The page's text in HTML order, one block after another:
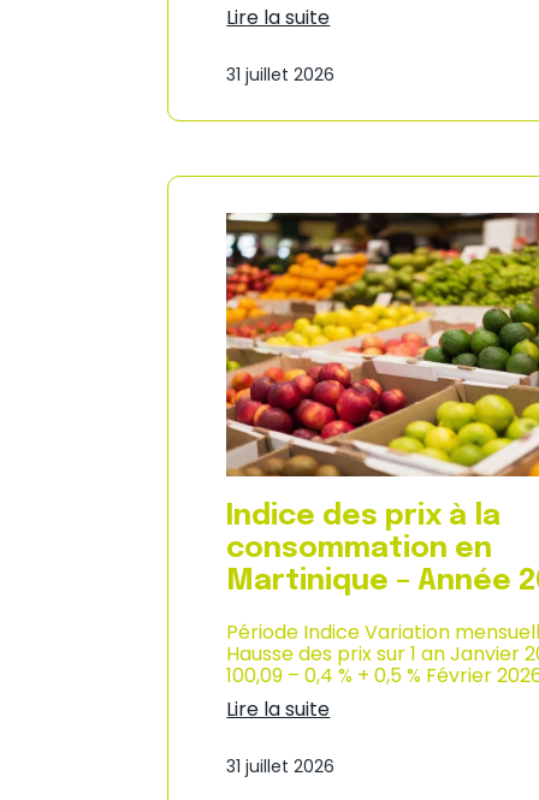
Lire la suite
n
i
e
s
p
r
i
x
à
l
a
c
o
n
s
m
m
a
t
o
n
e
n
G
a
d
31 juillet 2026
Indice des prix à la
consommation en
Martinique – Année
Période Indice Variation
Hausse des prix sur 1 an Janvier
100,09 – 0,4 % + 0,5 % Février
Lire la suite
n
31 juillet 2026